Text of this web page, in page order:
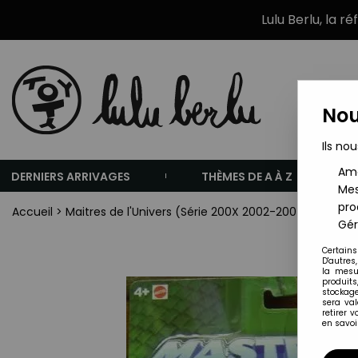
Lulu Berlu, la
DERNIERS ARRIVAGES THÈMES DE A À Z
Accueil > Maitres de l'Univers (Série 200X 2002-2007)
Ils
la
sera
retirer
en